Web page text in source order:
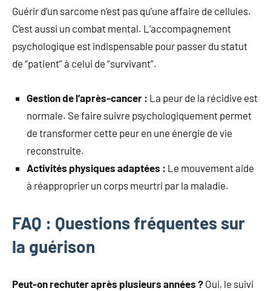
Guérir d’un sarcome n’est pas qu’une affaire de cellules.
C’est aussi un combat mental. L’accompagnement
psychologique est indispensable pour passer du statut
de “patient” à celui de “survivant”.
Gestion de l’après-cancer : La peur de la récidive est
normale. Se faire suivre psychologiquement permet
de transformer cette peur en une énergie de vie
reconstruite.
Activités physiques adaptées : Le mouvement aide
à réapproprier un corps meurtri par la maladie.
FAQ : Questions fréquentes sur
la guérison
Peut-on rechuter après plusieurs années ? Oui, le suivi